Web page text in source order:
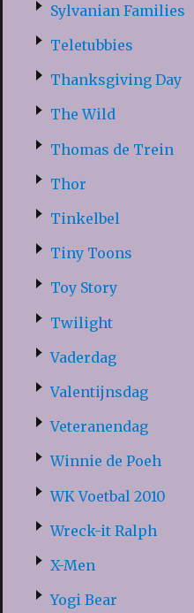
Sylvanian Families
Teletubbies
Thanksgiving Day
The Wild
Thomas de Trein
Thor
Tinkelbel
Tiny Toons
Toy Story
Twilight
Vaderdag
Valentijnsdag
Veteranendag
Winnie de Poeh
WK Voetbal 2010
Wreck-it Ralph
X-Men
Yogi Bear